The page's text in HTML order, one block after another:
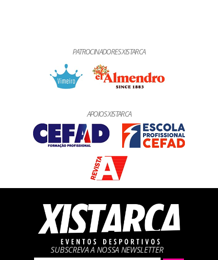
PATROCINADORES XISTARCA
APOIOS XISTARCA
SUBSCREVA A NOSSA NEWSLETTER